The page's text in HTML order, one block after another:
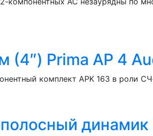
Prima AP 4
комплект APK 163 в роли
динамик